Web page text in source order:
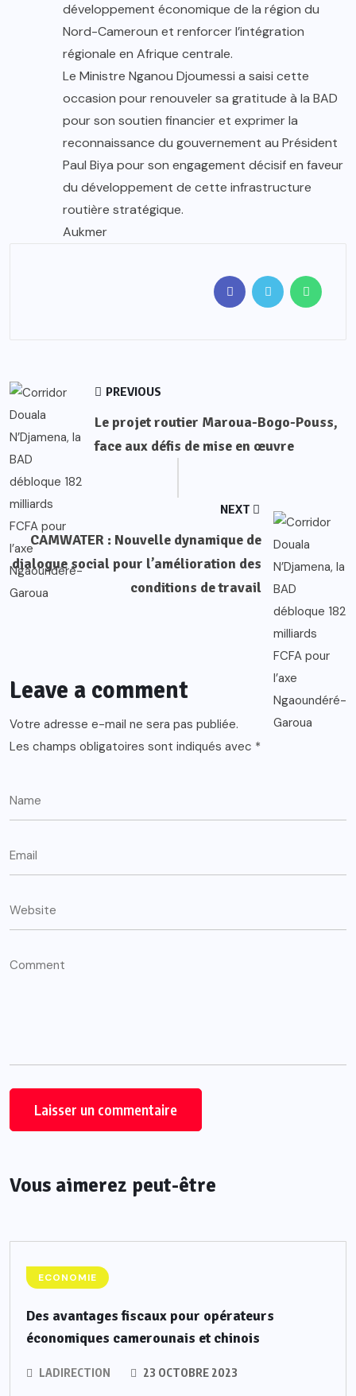
développement économique de la région du
Nord-Cameroun et renforcer l’intégration
régionale en Afrique centrale.
Le Ministre Nganou Djoumessi a saisi cette
occasion pour renouveler sa gratitude à la BAD
pour son soutien financier et exprimer la
reconnaissance du gouvernement au Président
Paul Biya pour son engagement décisif en faveur
du développement de cette infrastructure
routière stratégique.
Aukmer
PREVIOUS
Le projet routier Maroua-Bogo-Pouss,
face aux défis de mise en œuvre
NEXT
CAMWATER : Nouvelle dynamique de
dialogue social pour l’amélioration des
conditions de travail
Leave a comment
Votre adresse e-mail ne sera pas publiée.
Les champs obligatoires sont indiqués avec *
Vous aimerez peut-être
ECONOMIE
Des avantages fiscaux pour opérateurs
économiques camerounais et chinois
LADIRECTION 23 OCTOBRE 2023